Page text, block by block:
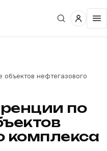
нефтегазового
по
комплекса